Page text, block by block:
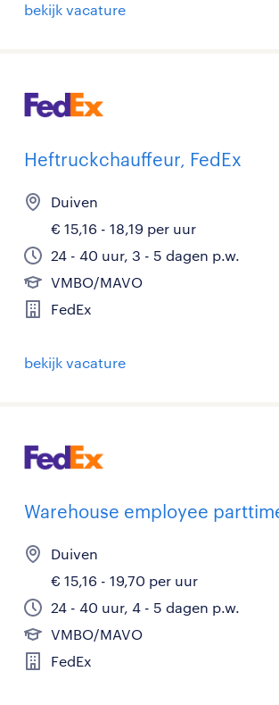
bekijk vacature
Heftruckchauffeur, FedEx
Duiven
€ 15,16 - 18,19 per uur
24 - 40 uur, 3 - 5 dagen p.w.
VMBO/MAVO
FedEx
bekijk vacature
Warehouse employee
Duiven
€ 15,16 - 19,70 per uur
24 - 40 uur, 4 - 5 dagen p.w.
VMBO/MAVO
FedEx